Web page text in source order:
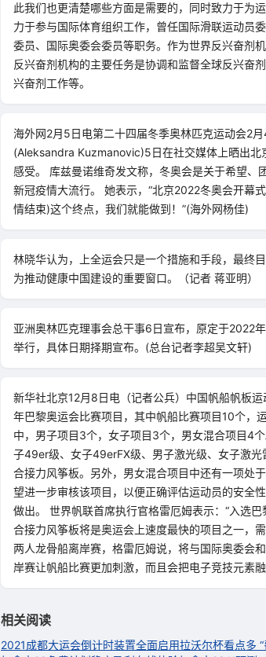
此我们也更清楚哪些方面是需要的，同时致力于为
力于参与国际体育组织工作，曾任国际滑联运动员
委员、国际奥委会委员等职务。作为世界反兴奋剂
反兴奋剂机构的主要任务是协调和监督全球反兴奋
兴奋剂工作等。
海外网2月5日电第二十四届冬季奥林匹克运动会2
(Aleksandra Kuzmanovic)5日在社交媒体上晒出北
感受。 库兹曼诺维奇发文称，冬奥会是关于希望、
新冠疫情大流行。 她表示，“北京2022冬奥会开幕
情结束)这个终点，我们就能做到！”(海外网杨佳)
林晓华认为，上全运会只是一个措施和手段，最终
为推动健康中国建设的重要窗口。（记者 蒋亚明）
亚洲奥林匹克理事会总干事6日宣布，原定于2022
举行，具体日期择期宣布。(总台记者李超吴文轩)
新华社北京12月8日电（记者公兵）中国帆船帆板
年巴黎奥运会比赛项目，其中帆船比赛项目10个，
中，男子项目3个，女子项目3个，男女混合项目4
子49er级、女子49erFX级、男子激光级、女子激
合接力风筝板。另外，男女混合项目中还有一项处
望进一步审核该项目，以便正确评估运动员的安全
做出。 世界帆联首席执行官格雷厄姆表示：“入选
合接力风筝板将是奥运会上速度最快的项目之一，
两人龙骨船离岸赛，格雷厄姆说，将与国际奥委会
岸赛让帆船比赛更加刺激，而且会把电子竞技元素
相关阅读
2021成都大运会倒计时装置全面启用拉沃尔杯看点多